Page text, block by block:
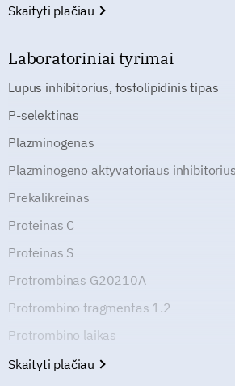
Skaityti plačiau
Laboratoriniai tyrimai
Lupus inhibitorius, fosfolipidinis tipas
P-selektinas
Plazminogenas
Plazminogeno aktyvatoriaus inhibitorius
Prekalikreinas
Proteinas C
Proteinas S
Protrombinas G20210A
Protrombino fragmentas 1.2
Protrombino laikas
Skaityti plačiau